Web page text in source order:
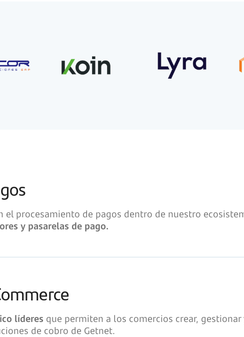
procesamiento de pagos dentro de nuestro
y pasarelas de pago.
líderes que permiten a los comercios crear,
de cobro de Getnet.